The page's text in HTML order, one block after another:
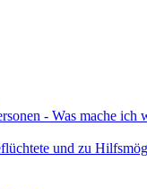
- Was mache ich
und zu